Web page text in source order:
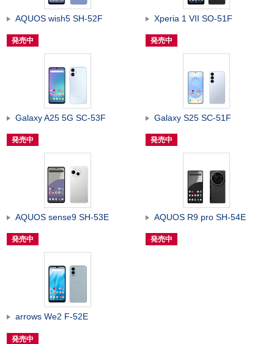
AQUOS wish5 SH-52F
発売中
Xperia 1 VII SO-51F
発売中
Galaxy A25 5G SC-53F
発売中
Galaxy S25 SC-51F
発売中
AQUOS sense9 SH-53E
発売中
AQUOS R9 pro SH-54E
発売中
arrows We2 F-52E
発売中